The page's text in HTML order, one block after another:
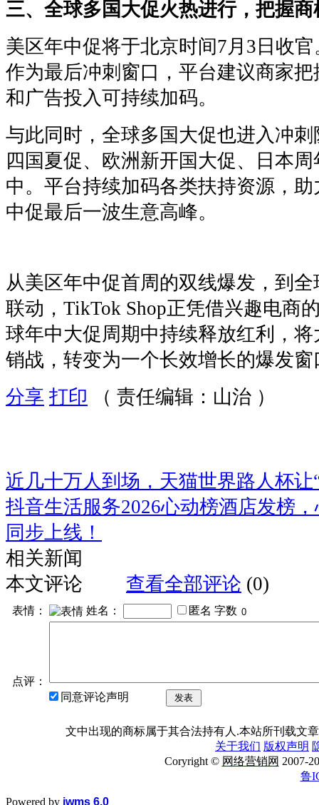
三、全球多国大促火热进行，把握
美区年中促将于北京时间7月3日收
作为最后冲刺窗口，平台建议商家
和广告投入可持续加码。
与此同时，全球多国大促也进入冲
四国夏促、欧洲新开国大促、日本
中。平台持续加码各类扶持资源，
中促最后一波生意高峰。
从美区年中促首周的双线爆发，到
联动，TikTok Shop正凭借兴趣电商
球年中大促周期中持续释放红利，
销战，转变为一个长效增长的爆发窗
分享 打印 （ 责任编辑：山治 ）
近几十万人到场，天猫世界路人杯让
抖音生活服务2026心动榜酒店发榜
同步上线！
相关新闻
本文评论
查看全部评论 (0)
表情： 姓名： 匿名 字数
点评：
同意评论声明
发表
文中出现的商标属于其合法持有人.本站所刊载文
关于我们 版权声明
Coryright © 网络营销网 2007-
鲁
Powered by iwms 6.0